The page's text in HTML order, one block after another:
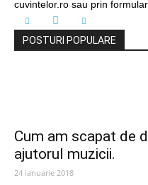
cuvintelor.ro sau prin
POSTURI POPULARE
Cum am scapat de
ajutorul muzicii.
24 ianuarie 2018